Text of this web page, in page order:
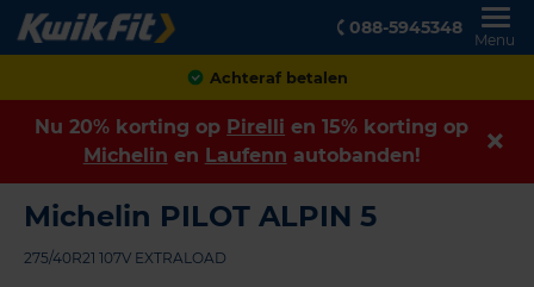
088-5945348
Menu
Klanten geven ons een
Nu 20% korting op Pirelli en 15% korting op
Michelin en Laufenn autobanden!
Michelin PILOT ALPIN 5
275/40R21 107V EXTRALOAD